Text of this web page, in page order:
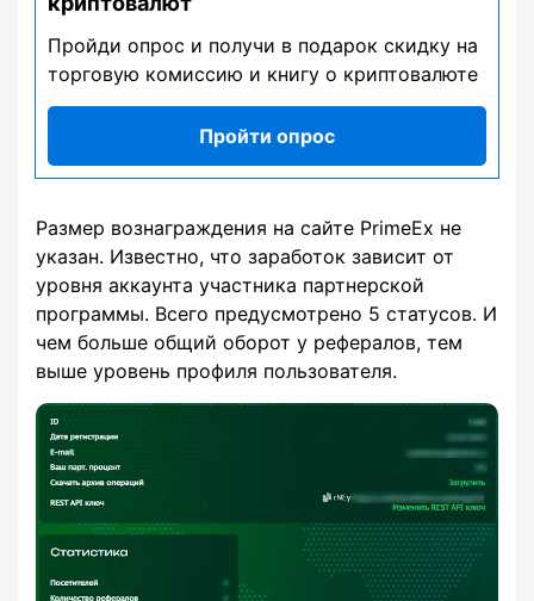
Пройди опрос и получи в подарок скидку на
торговую комиссию и книгу о криптовалюте
Пройти опрос
Размер вознаграждения на сайте PrimeEx не
указан. Известно, что заработок зависит от
уровня аккаунта участника партнерской
программы. Всего предусмотрено 5 статусов. И
чем больше общий оборот у рефералов, тем
выше уровень профиля пользователя.